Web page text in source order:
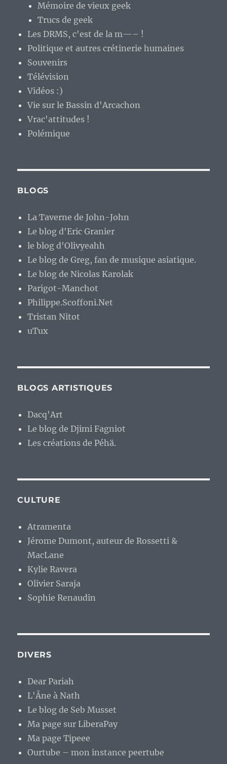
Mémoire de vieux geek
Trucs de geek
Les DRMS, c'est de la m—– !
Politique et autres crétinerie humaines
Souvenirs
Télévision
Vidéos :)
Vie sur le Bassin d'Arcachon
Vrac'attitudes !
Polémique
BLOGS
La Taverne de John-John
Le blog d'Eric Granier
le blog d'Olivyeahh
Le blog de Greg, fan de musique asiatique.
Le blog de Nicolas Karolak
Parigot-Manchot
Philippe.Scoffoni.Net
Tristan Nitot
uTux
BLOGS ARTISTIQUES
Dacq'Art
Le blog de Djimi Fagniot
Les créations de Péhä.
CULTURE
Atramenta
Jérome Dumont, auteur de Rossetti &
MacLane
Kylie Ravera
Olivier Saraja
Sophie Renaudin
DIVERS
Dear Pariah
L'Âne à Nath
Le blog de Seb Musset
Ma page sur LiberaPay
Ma page Tipeee
Ourtube – mon instance peertube